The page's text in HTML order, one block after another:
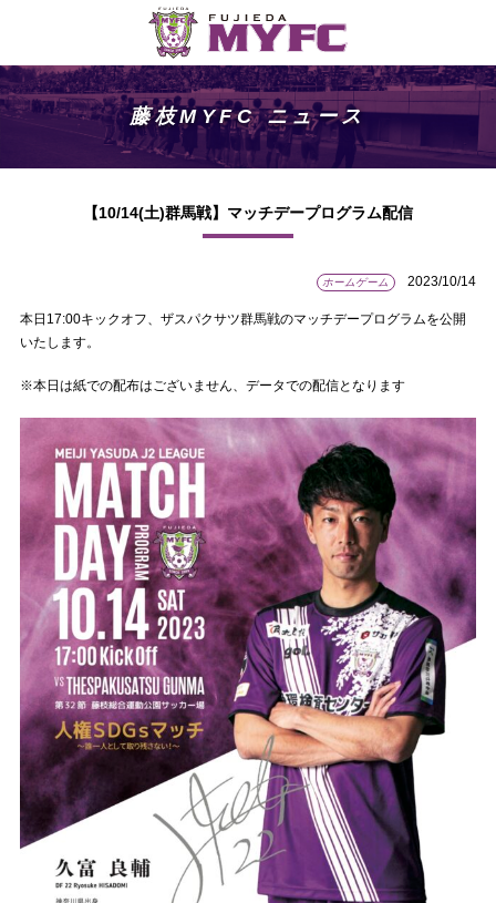
藤枝MYFC ニュース
【10/14(土)群馬戦】マッチデープログラム配信
ホームゲーム 2023/10/14
本日17:00キックオフ、ザスパクサツ群馬戦のマッチデープログラムを公開
いたします。
※本日は紙での配布はございません、データでの配信となります